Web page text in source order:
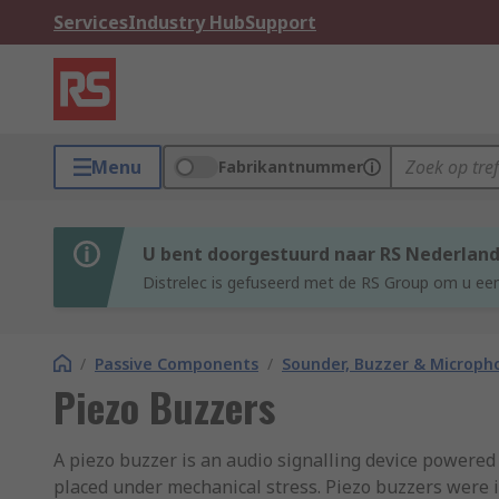
ServicesIndustry HubSupport
Menu Fabrikantnummer
U bent doorgestuurd naar RS Nederland
Distrelec is gefuseerd met de RS Group om u
/ Passive Components / Sounder, Buzzer &
Piezo Buzzers
A piezo buzzer is an audio signalling device
placed under mechanical stress. Piezo buzzers